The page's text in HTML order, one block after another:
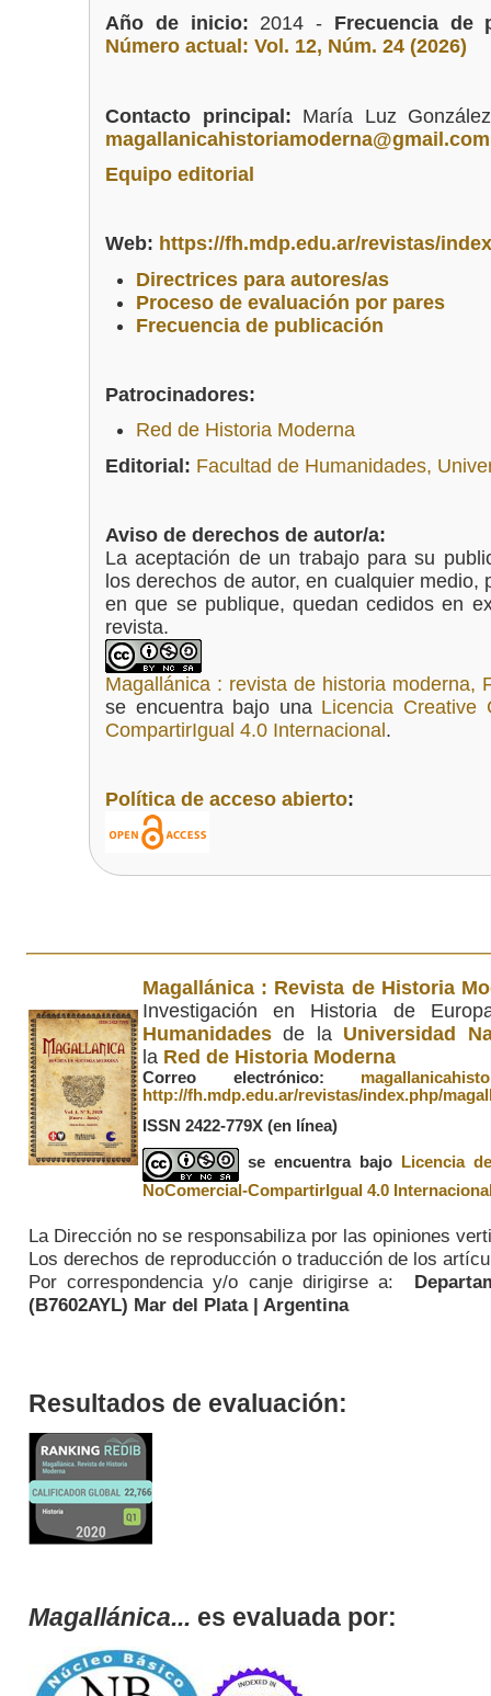
Año de inicio: 2014 - Frecuencia de
Número actual: Vol. 12, Núm. 24 (2026)
Contacto principal: María Luz
magallanicahistoriamoderna@gmail.com
Equipo editorial
Web: https://fh.mdp.edu.ar/revistas/
Directrices para autores/as
Proceso de evaluación por pares
Frecuencia de publicación
Patrocinadores:
Red de Historia Moderna
Editorial: Facultad de Humanidades,
Aviso de derechos de autor/a:
La aceptación de un trabajo para su
los derechos de autor, en cualquier
en que se publique, quedan cedidos en
revista.
Magallánica : revista de historia moderna,
se encuentra bajo una Licencia Creative
CompartirIgual 4.0 Internacional .
Política de acceso abierto:
Magallánica : Revista de Historia
Investigación en Historia de
Humanidadesde la Universidad
la Red de Historia Moderna
Correo electrónico:
http://fh.mdp.edu.ar/revistas/index.php/
ISSN 2422-779X (en línea)
se encuentra bajo
Licencia
NoComercial-CompartirIgual 4.0
La Dirección no se responsabiliza por las opiniones
Los derechos de reproducción o traducción de los
Por correspondencia y/o canje dirigirse a:
(B7602AYL) Mar del Plata | Argentina
Resultados de evaluación:
Magallánica... es evaluada por: